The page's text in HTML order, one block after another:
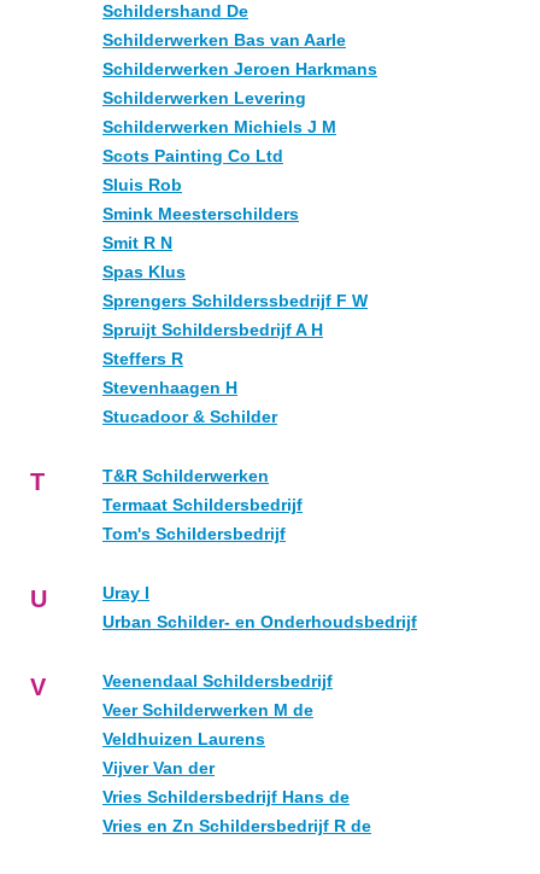
Schildershand De
Schilderwerken Bas van Aarle
Schilderwerken Jeroen Harkmans
Schilderwerken Levering
Schilderwerken Michiels J M
Scots Painting Co Ltd
Sluis Rob
Smink Meesterschilders
Smit R N
Spas Klus
Sprengers Schilderssbedrijf F W
Spruijt Schildersbedrijf A H
Steffers R
Stevenhaagen H
Stucadoor & Schilder
T
T&R Schilderwerken
Termaat Schildersbedrijf
Tom's Schildersbedrijf
U
Uray I
Urban Schilder- en Onderhoudsbedrijf
V
Veenendaal Schildersbedrijf
Veer Schilderwerken M de
Veldhuizen Laurens
Vijver Van der
Vries Schildersbedrijf Hans de
Vries en Zn Schildersbedrijf R de